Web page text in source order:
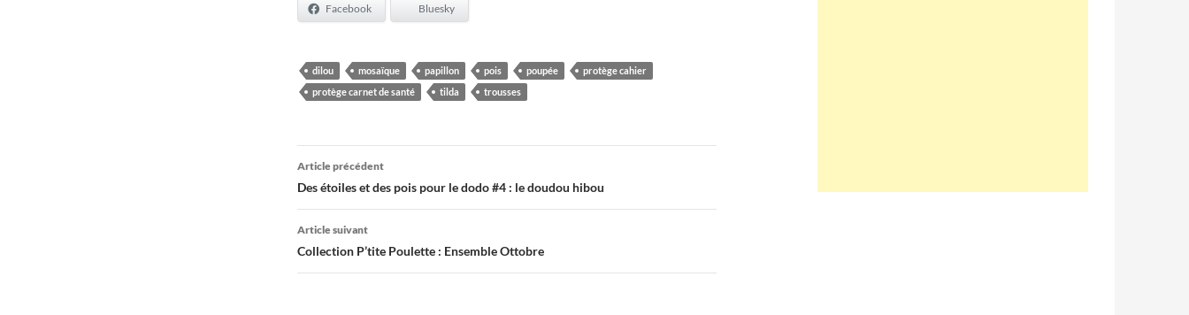
Facebook Bluesky
dilou mosaïque papillon pois poupée
protège cahier
protège carnet de santé
tilda trousses
Navigation
des
articles
Article précédent
Des étoiles et des pois pour le dodo #4 : le doudou hibou
Article suivant
Collection P’tite Poulette : Ensemble Ottobre